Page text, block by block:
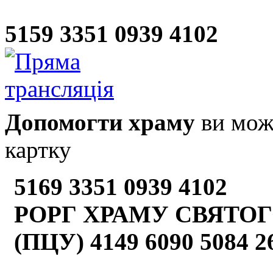
5159 3351 0939 4102
Допомогти храму ви
картку
5169 3351 0939 4102
РОРГ ХРАМУ
(ПЦУ) 4149 6090 5084